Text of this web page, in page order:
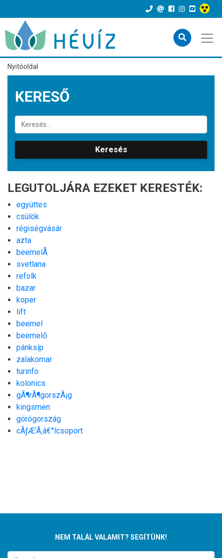
Nyitóoldal
KERESŐ
Keresés
LEGUTOLJÁRA EZEKET KERESTÉK:
együttes
csülök
régiségvásár
azta
beemelÅ
svetlana
refolk
bazar
koper
lift
beemel
beemelő
pánksíp
zalakomar
turinfo
kolonics
gÃ¶rÃ¶gorszÃ¡g
kingsmen
görögország
cÃƒÆ’Ã‚â€°lcsoport
NEM TALÁL VALAMIT? SEGÍTÜNK!